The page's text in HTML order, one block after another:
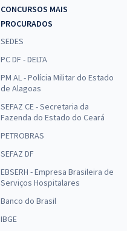
CONCURSOS MAIS
PROCURADOS
SEDES
PC DF - DELTA
PM AL - Polícia Militar do Estado
de Alagoas
SEFAZ CE - Secretaria da
Fazenda do Estado do Ceará
PETROBRAS
SEFAZ DF
EBSERH - Empresa Brasileira de
Serviços Hospitalares
Banco do Brasil
IBGE